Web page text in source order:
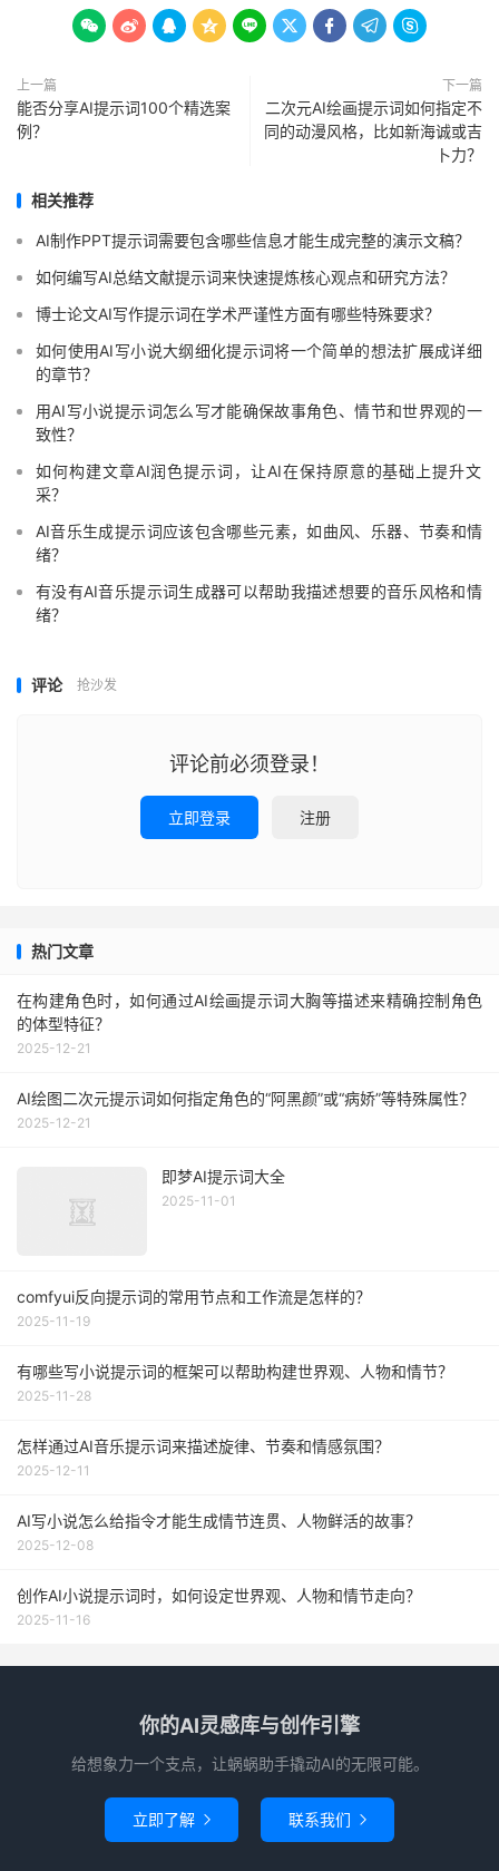
        
上一篇
能否分享AI提示词100个精选案
例？
下一篇
二次元AI绘画提示词如何指定不
同的动漫风格，比如新海诚或吉
卜力？
相关推荐
AI制作PPT提示词需要包含哪些信息才能生成完整的演示文稿？
如何编写AI总结文献提示词来快速提炼核心观点和研究方法？
博士论文AI写作提示词在学术严谨性方面有哪些特殊要求？
如何使用AI写小说大纲细化提示词将一个简单的想法扩展成详细
的章节？
用AI写小说提示词怎么写才能确保故事角色、情节和世界观的一
致性？
如何构建文章AI润色提示词，让AI在保持原意的基础上提升文
采？
AI音乐生成提示词应该包含哪些元素，如曲风、乐器、节奏和情
绪？
有没有AI音乐提示词生成器可以帮助我描述想要的音乐风格和情
绪？
评论 抢沙发
评论前必须登录！
立即登录 注册
热门文章
在构建角色时，如何通过AI绘画提示词大胸等描述来精确控制角色
的体型特征？
2025-12-21
AI绘图二次元提示词如何指定角色的“阿黑颜”或“病娇”等特殊属性？
2025-12-21
即梦AI提示词大全
2025-11-01
comfyui反向提示词的常用节点和工作流是怎样的？
2025-11-19
有哪些写小说提示词的框架可以帮助构建世界观、人物和情节？
2025-11-28
怎样通过AI音乐提示词来描述旋律、节奏和情感氛围？
2025-12-11
AI写小说怎么给指令才能生成情节连贯、人物鲜活的故事？
2025-12-08
创作AI小说提示词时，如何设定世界观、人物和情节走向？
2025-11-16
你的AI灵感库与创作引擎
给想象力一个支点，让蜗蜗助手撬动AI的无限可能。
立即了解  联系我们 